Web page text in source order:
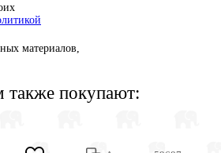
материалов,
также покупают: